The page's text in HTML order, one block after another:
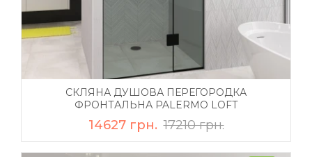
СКЛЯНА ДУШОВА ПЕРЕГОРОДКА
ФРОНТАЛЬНА PALERMO LOFT
14627 грн. 17210 грн.